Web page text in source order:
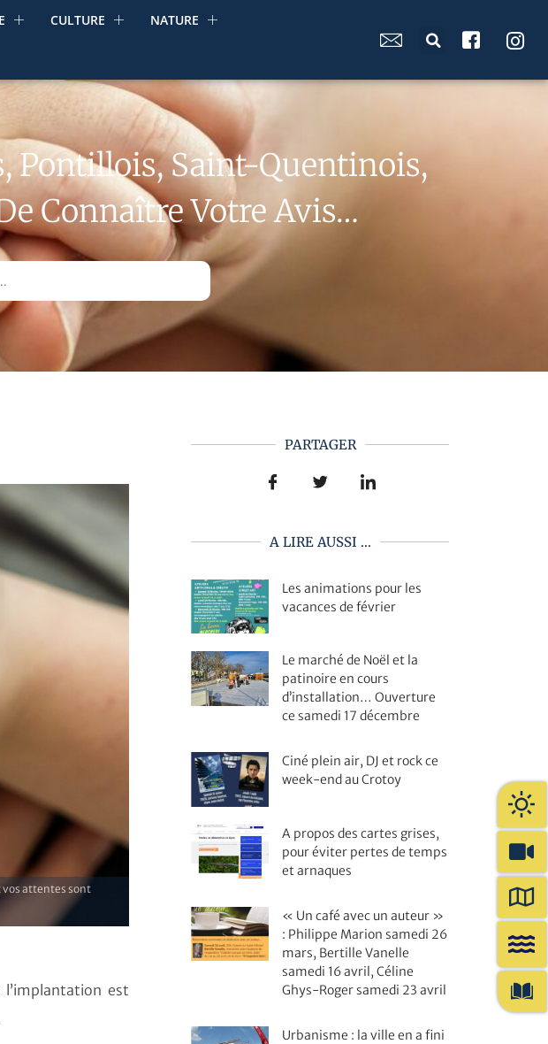
CULTURE NATURE
Pontillois, Saint-Quentinois,
Connaître Votre Avis…
vos attentes sont
est
PARTAGER
A LIRE AUSSI ...
Les animations pour les
vacances de février
Le marché de Noël et la
patinoire en cours
d’installation… Ouverture
ce samedi 17 décembre
Ciné plein air, DJ et rock ce
week-end au Crotoy
A propos des cartes grises,
pour éviter pertes de temps
et arnaques
« Un café avec un auteur »
: Philippe Marion samedi 26
mars, Bertille Vanelle
samedi 16 avril, Céline
Ghys-Roger samedi 23 avril
Urbanisme : la ville en a fini